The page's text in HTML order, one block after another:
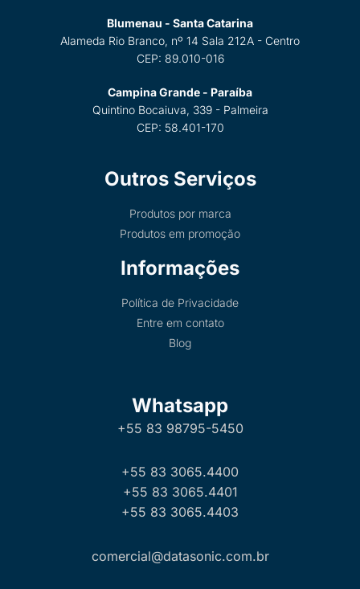
Blumenau - Santa Catarina
Alameda Rio Branco, nº 14 Sala 212A - Centro
CEP: 89.010-016
Campina Grande - Paraíba
Quintino Bocaiuva, 339 - Palmeira
CEP: 58.401-170
Outros Serviços
Produtos por marca
Produtos em promoção
Informações
Política de Privacidade
Entre em contato
Blog
Whatsapp
+55 83 98795-5450
+55 83 3065.4400
+55 83 3065.4401
+55 83 3065.4403
comercial@datasonic.com.br